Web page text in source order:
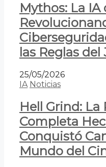
Mythos: La IA
las Reglas del
25/05/2026
IA Noticias
Hell Grind: La
Completa
Conquistó
Mundo del